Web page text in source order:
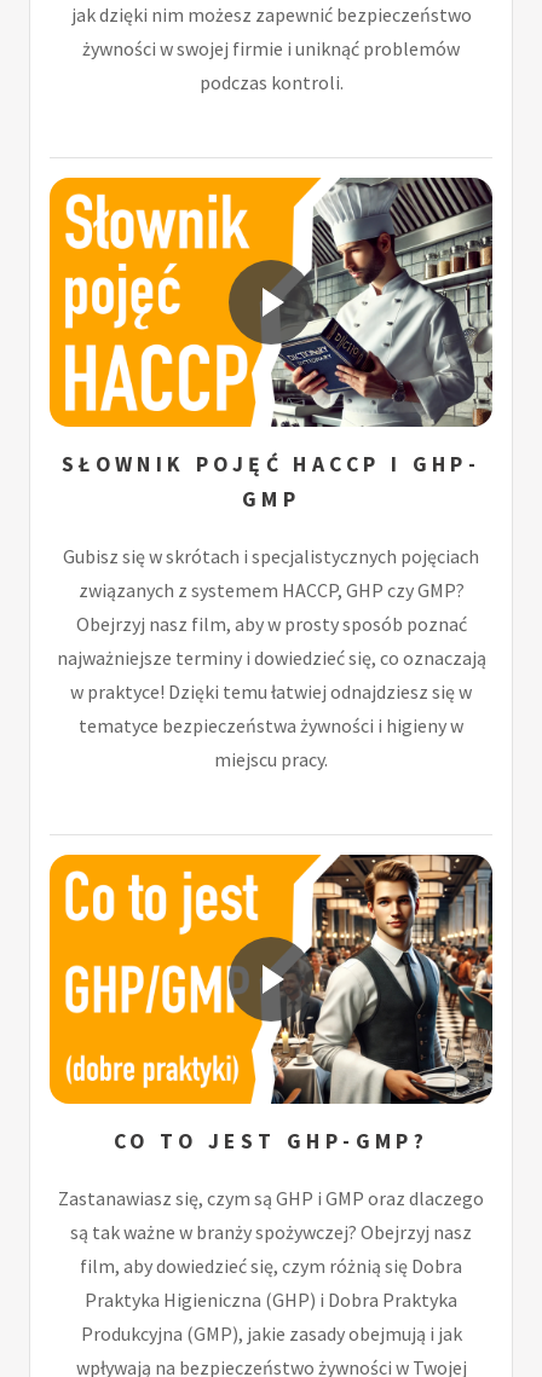
jak dzięki nim możesz zapewnić bezpieczeństwo
żywności w swojej firmie i uniknąć problemów
podczas kontroli.
SŁOWNIK POJĘĆ HACCP I GHP-
GMP
Gubisz się w skrótach i specjalistycznych pojęciach
związanych z systemem HACCP, GHP czy GMP?
Obejrzyj nasz film, aby w prosty sposób poznać
najważniejsze terminy i dowiedzieć się, co oznaczają
w praktyce! Dzięki temu łatwiej odnajdziesz się w
tematyce bezpieczeństwa żywności i higieny w
miejscu pracy.
CO TO JEST GHP-GMP?
Zastanawiasz się, czym są GHP i GMP oraz dlaczego
są tak ważne w branży spożywczej? Obejrzyj nasz
film, aby dowiedzieć się, czym różnią się Dobra
Praktyka Higieniczna (GHP) i Dobra Praktyka
Produkcyjna (GMP), jakie zasady obejmują i jak
wpływają na bezpieczeństwo żywności w Twojej